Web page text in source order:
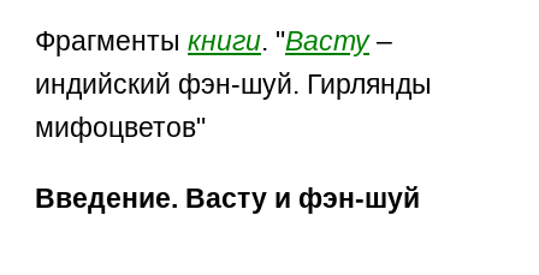
Фрагментыкниги. "Васту–
индийский фэн-шуй. Гирлянды
мифоцветов"
Введение. Васту и фэн-шуй